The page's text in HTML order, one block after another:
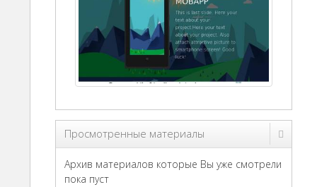
Просмотренные материалы
Архив материалов которые Вы уже смотрели
пока пуст